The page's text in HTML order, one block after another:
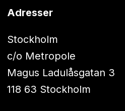
Adresser
Stockholm
c/o Metropole
Magus Ladulåsgatan 3
118 63 Stockholm